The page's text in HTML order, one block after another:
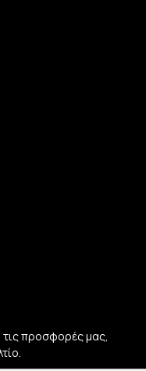
τις προσφορές μας,